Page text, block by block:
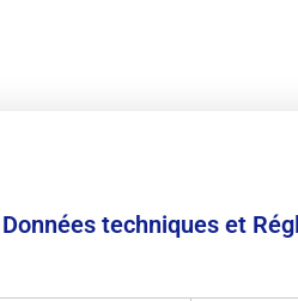
techniques et